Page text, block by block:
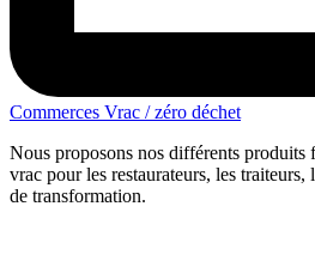
Commerces Vrac / zéro déchet
Nous proposons nos différents produits
vrac pour les restaurateurs, les traiteurs,
de transformation.